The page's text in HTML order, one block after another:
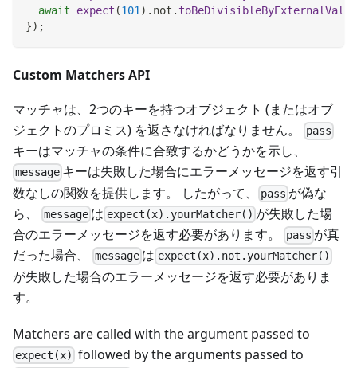
await
expect (101) . not . toBeDivisibleByExternalValue
}) ;
Custom Matchers API
マッチャは、2つのキーを持つオブジェクト (またはオブ
ジェクトのプロミス) を返さなければなりません。
pass
キーはマッチャの条件に合致するかどうかを示し、
message キーは失敗した場合にエラーメッセージを返す引
数なしの関数を提供します。 したがって、
pass が偽な
ら、
message は expect(x).yourMatcher() が失敗した場
合のエラーメッセージを返す必要があります。
pass が真
だった場合、
message は expect(x).not.yourMatcher()
が失敗した場合のエラーメッセージを返す必要がありま
す。
Matchers are called with the argument passed to
expect(x) followed by the arguments passed to